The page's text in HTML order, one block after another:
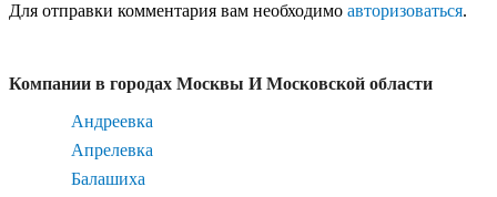
Для отправки комментария вам необходимо авторизоваться.
Компании в городах Москвы И Московской области
Андреевка
Апрелевка
Балашиха